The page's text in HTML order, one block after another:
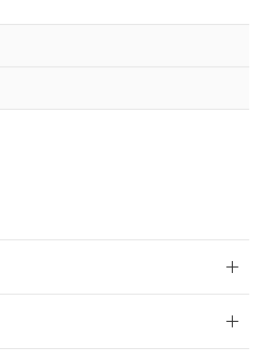
な範囲で利用すること
い。
用者とは、
関して"
の「1.共同利
書（当社基準）
ておりました。
への在庫切替を完了
特段のことがない限
より割愛しておりま